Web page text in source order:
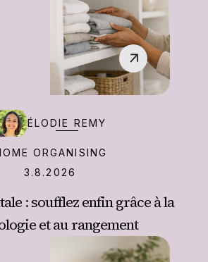
ORGANISING
3.8.2026
‍ÉLODIE REMY
: soufflez enfin grâce à la
et au rangement